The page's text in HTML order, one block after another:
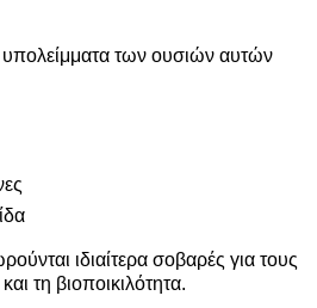
των ουσιών αυτών
ιδιαίτερα σοβαρές για τους
τη βιοποικιλότητα.